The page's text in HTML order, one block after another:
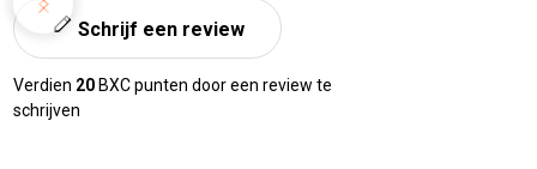
Schrijf een review
Verdien 20 BXC punten door een review te
schrijven